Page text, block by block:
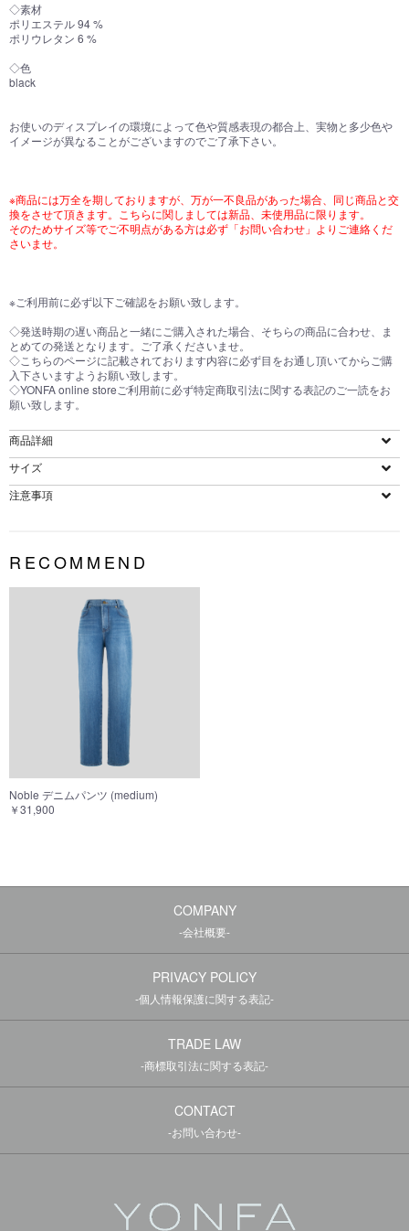
◇素材
ポリエステル 94 %
ポリウレタン 6 %
◇色
black
お使いのディスプレイの環境によって色や質感表現の都合上、実物と多少色や
イメージが異なることがございますのでご了承下さい。
※商品には万全を期しておりますが、万が一不良品があった場合、同じ商品と交
換をさせて頂きます。こちらに関しましては新品、未使用品に限ります。
そのためサイズ等でご不明点がある方は必ず「お問い合わせ」よりご連絡くだ
さいませ。
※ご利用前に必ず以下ご確認をお願い致します。
◇発送時期の遅い商品と一緒にご購入された場合、そちらの商品に合わせ、ま
とめての発送となります。ご了承くださいませ。
◇こちらのページに記載されております内容に必ず目をお通し頂いてからご購
入下さいますようお願い致します。
◇YONFA online storeご利用前に必ず特定商取引法に関する表記のご一読をお
願い致します。
商品詳細
サイズ
注意事項
RECOMMEND
Noble デニムパンツ (medium)
￥31,900
COMPANY
-会社概要-
PRIVACY POLICY
-個人情報保護に関する表記-
TRADE LAW
-商標取引法に関する表記-
CONTACT
-お問い合わせ-